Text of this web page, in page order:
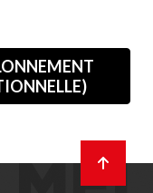
en
haut